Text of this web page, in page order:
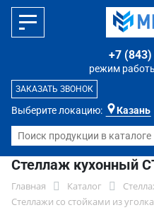
Выберите локацию: Казань
режим
+7
ЗАКАЗАТЬ ЗВОНОК
Стеллаж кухонный
Главная Каталог
Стеллажи со стойками из уголка